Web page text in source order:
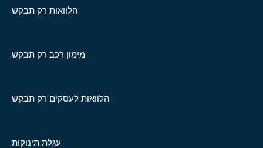
הלוואות רק תבקש
מימון רכב רק תבקש
הלוואות לעסקים רק תבקש
עגלת תינוקות